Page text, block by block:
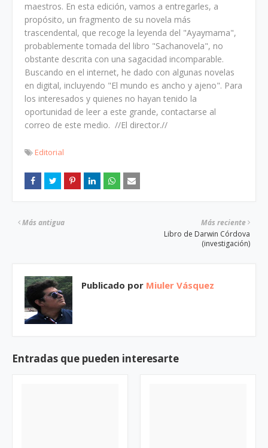
maestros. En esta edición, vamos a entregarles, a
propósito, un fragmento de su novela más
trascendental, que recoge la leyenda del "Ayaymama",
probablemente tomada del libro "Sachanovela", no
obstante descrita con una sagacidad incomparable.
Buscando en el internet, he dado con algunas novelas
en digital, incluyendo "El mundo es ancho y ajeno". Para
los interesados y quienes no hayan tenido la
oportunidad de leer a este grande, contactarse al
correo de este medio. //El director.//
Editorial
Más reciente
Libro de Darwin Córdova
(investigación)
Más antigua
Publicado por Miuler Vásquez
Entradas que pueden interesarte